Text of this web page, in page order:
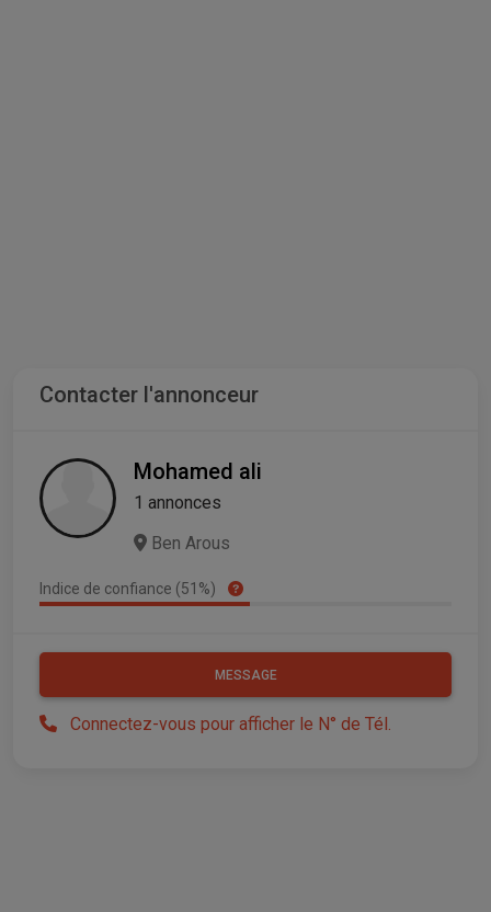
Contacter l'annonceur
Mohamed ali
1 annonces
Ben Arous
Indice de confiance (51%)
MESSAGE
Connectez-vous pour afficher le N° de Tél.